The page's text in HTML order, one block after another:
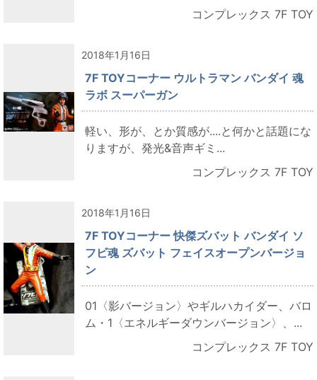
コンプレックス 7F TOY
2018年1月16日
7F TOYコーナー ウルトラマン バンダイ 魂
ラボ スーパーガン
軽い、形が、とか質感が....と何かと話題にな
りますが、発光&音声ギミ...
コンプレックス 7F TOY
2018年1月16日
7F TOYコーナー 快傑ズバット バンダイ ソ
フビ魂 ズバット フェイスオープンバージョ
ン
01〈影バージョン〉やギルハカイダー、バロ
ム・1〈エネルギーダウンバージョン〉、...
コンプレックス 7F TOY